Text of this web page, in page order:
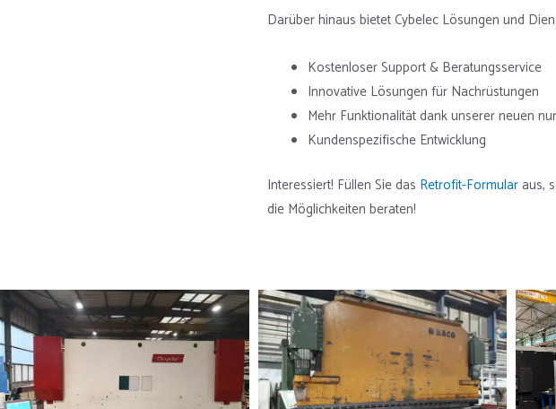
Darüber hinaus bietet Cybelec Lösungen und
Kostenloser Support & Beratungsservice
Innovative Lösungen für Nachrüstungen
Mehr Funktionalität dank unserer neuen
Kundenspezifische Entwicklung
Interessiert! Füllen Sie das Retrofit-Formularaus,
die Möglichkeiten beraten!